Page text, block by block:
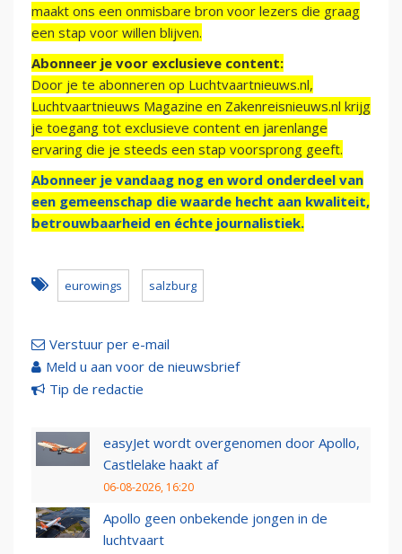
maakt ons een onmisbare bron voor lezers die graag
een stap voor willen blijven.
Abonneer je voor exclusieve content:
Door je te abonneren op Luchtvaartnieuws.nl,
Luchtvaartnieuws Magazine en Zakenreisnieuws.nl krijg
je toegang tot exclusieve content en jarenlange
ervaring die je steeds een stap voorsprong geeft.
Abonneer je vandaag nog en word onderdeel van
een gemeenschap die waarde hecht aan kwaliteit,
betrouwbaarheid en échte journalistiek.
eurowings salzburg
Verstuur per e-mail
Meld u aan voor de nieuwsbrief
Tip de redactie
easyJet wordt overgenomen door Apollo,
Castlelake haakt af
06-08-2026, 16:20
Apollo geen onbekende jongen in de
luchtvaart